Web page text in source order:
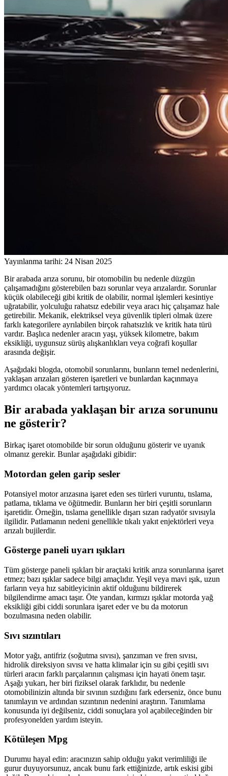
Yayınlanma tarihi: 24 Nisan 2025
Bir arabada arıza sorunu, bir otomobilin bu nedenle düzgün
çalışamadığını gösterebilen bazı sorunlar veya arızalardır. Sorunlar
küçük olabileceği gibi kritik de olabilir, normal işlemleri kesintiye
uğratabilir, yolculuğu rahatsız edebilir veya aracı hiç çalışamaz hale
getirebilir. Mekanik, elektriksel veya güvenlik tipleri olmak üzere
farklı kategorilere ayrılabilen birçok rahatsızlık ve kritik hata türü
vardır. Başlıca nedenler aracın yaşı, yüksek kilometre, bakım
eksikliği, uygunsuz sürüş alışkanlıkları veya coğrafi koşullar
arasında değişir.
Aşağıdaki blogda, otomobil sorunlarını, bunların temel nedenlerini,
yaklaşan arızaları gösteren işaretleri ve bunlardan kaçınmaya
yardımcı olacak yöntemleri tartışıyoruz.
Bir arabada yaklaşan bir arıza sorununu
ne gösterir?
Birkaç işaret otomobilde bir sorun olduğunu gösterir ve uyanık
olmanız gerekir. Bunlar aşağıdaki gibidir:
Motordan gelen garip sesler
Potansiyel motor arızasına işaret eden ses türleri vuruntu, tıslama,
patlama, tıklama ve öğütmedir. Bunların her biri çeşitli sorunların
işaretidir. Örneğin, tıslama genellikle dışarı sızan radyatör sıvısıyla
ilgilidir. Patlamanın nedeni genellikle tıkalı yakıt enjektörleri veya
arızalı bujilerdir.
Gösterge paneli uyarı ışıkları
Tüm gösterge paneli ışıkları bir araçtaki kritik arıza sorunlarına işaret
etmez; bazı ışıklar sadece bilgi amaçlıdır. Yeşil veya mavi ışık, uzun
farların veya hız sabitleyicinin aktif olduğunu bildirerek
bilgilendirme amacı taşır. Öte yandan, kırmızı ışıklar motorda yağ
eksikliği gibi ciddi sorunlara işaret eder ve bu da motorun
bozulmasına neden olabilir.
Sıvı sızıntıları
Motor yağı, antifriz (soğutma sıvısı), şanzıman ve fren sıvısı,
hidrolik direksiyon sıvısı ve hatta klimalar için su gibi çeşitli sıvı
türleri aracın farklı parçalarının çalışması için hayati önem taşır.
Aşağı yukarı, her biri fiziksel olarak farklıdır, bu nedenle
otomobilinizin altında bir sıvının sızdığını fark ederseniz, önce bunu
tanımlayın ve ardından sızıntının nedenini araştırın. Tanımlama
konusunda iyi değilseniz, ciddi sonuçlara yol açabileceğinden bir
profesyonelden yardım isteyin.
Kötüleşen Mpg
Durumu hayal edin: aracınızın sahip olduğu yakıt verimliliği ile
gurur duyuyorsunuz, ancak bunu fark ettiğinizde, artık eskisi gibi